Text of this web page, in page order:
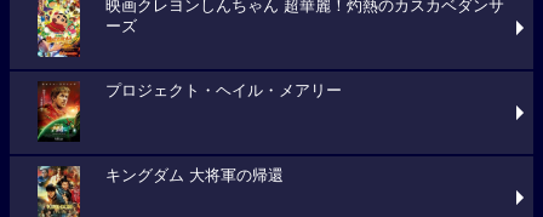
映画クレヨンしんちゃん 超華麗！灼熱のカスカベダンサ
ーズ
プロジェクト・ヘイル・メアリー
キングダム 大将軍の帰還